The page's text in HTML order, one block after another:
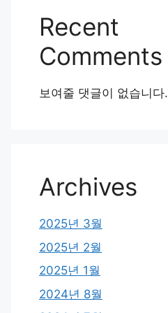
Recent
Comments
보여줄 댓글이 없습니다.
Archives
2025년 3월
2025년 2월
2025년 1월
2024년 8월